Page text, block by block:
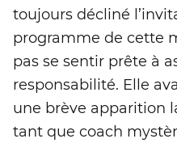
toujours décliné
programme de cette
pas se sentir prête à
responsabilité. Elle
une brève apparition
tant que coach